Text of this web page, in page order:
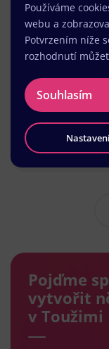
Pojďme
vytvořit
v Toužimi
Používáme
webu a
Potvrzením níže
rozhodnutí
Souhlasím